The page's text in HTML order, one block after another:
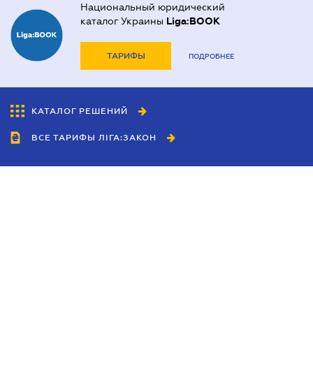
Национальный юридический
каталог Украины Liga:BOOK
ТАРИФЫ ПОДРОБНЕЕ
КАТАЛОГ РЕШЕНИЙ
ВСЕ ТАРИФЫ ЛІГА:ЗАКОН